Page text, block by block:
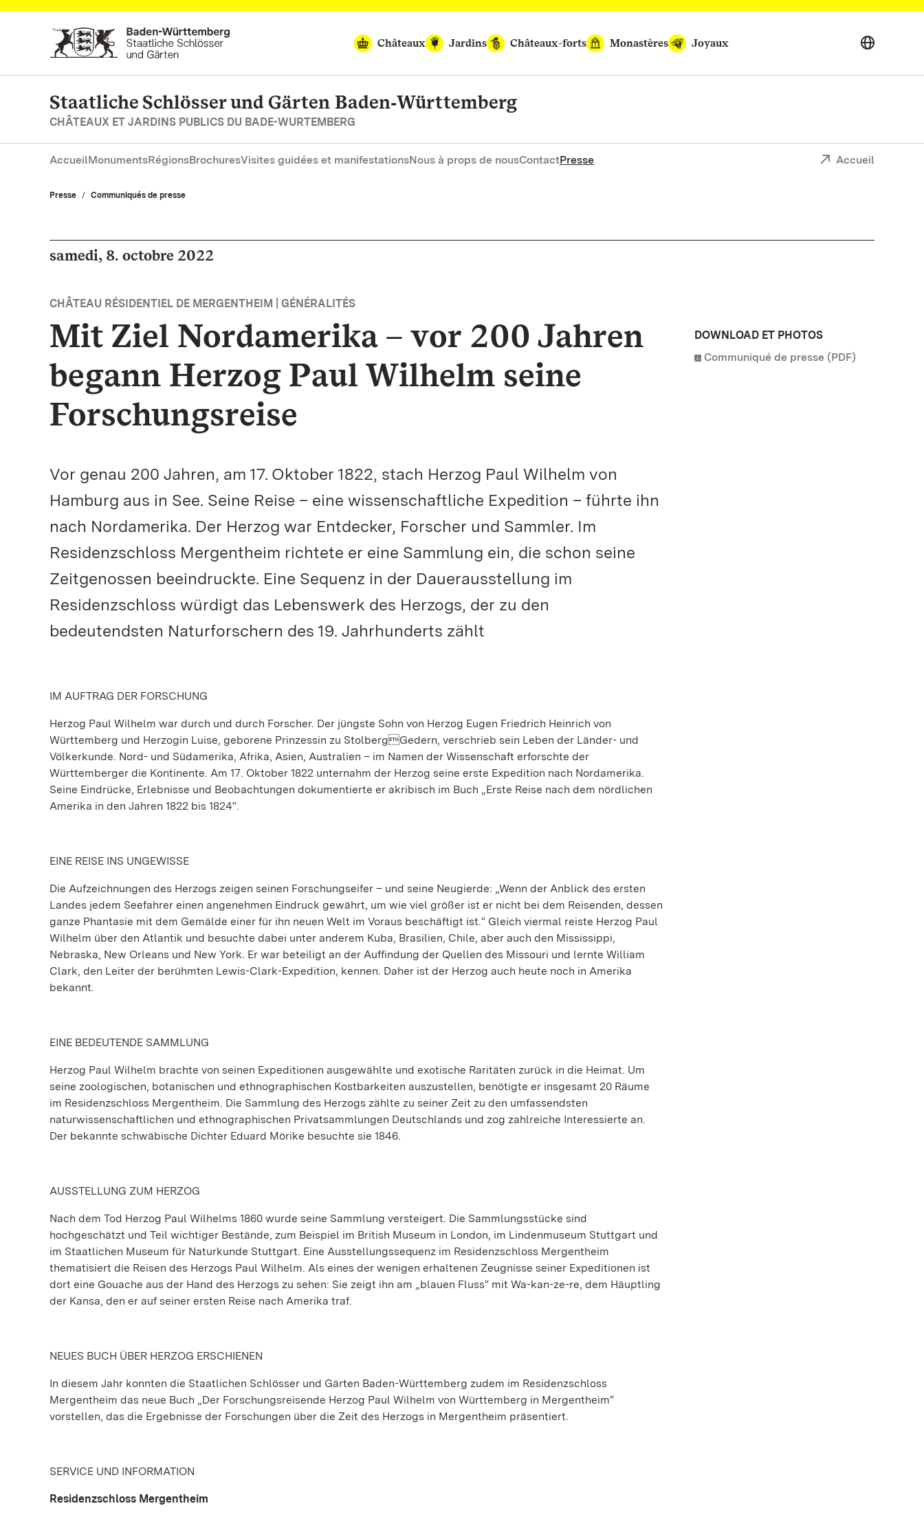
Vers la page d’accueil
Châteaux
Jardins Châteaux-forts Monastères Joyaux
Staatliche Schlösser und Gärten Baden‑Württemberg
CHÂTEAUX ET JARDINS PUBLICS DU BADE-WURTEMBERG
AccueilMonumentsRégionsBrochuresVisites guidées et manifestationsNous à props de nousContactPresse Accueil
Presse Communiqués de presse
samedi, 8. octobre 2022
CHÂTEAU RÉSIDENTIEL DE MERGENTHEIM | GÉNÉRALITÉS
Mit Ziel Nordamerika – vor 200 Jahren
begann Herzog Paul Wilhelm seine
Forschungsreise
Vor genau 200 Jahren, am 17. Oktober 1822, stach Herzog Paul Wilhelm von
Hamburg aus in See. Seine Reise – eine wissenschaftliche Expedition – führte ihn
nach Nordamerika. Der Herzog war Entdecker, Forscher und Sammler. Im
Residenzschloss Mergentheim richtete er eine Sammlung ein, die schon seine
Zeitgenossen beeindruckte. Eine Sequenz in der Dauerausstellung im
Residenzschloss würdigt das Lebenswerk des Herzogs, der zu den
bedeutendsten Naturforschern des 19. Jahrhunderts zählt
IM AUFTRAG DER FORSCHUNG
Herzog Paul Wilhelm war durch und durch Forscher. Der jüngste Sohn von Herzog Eugen Friedrich Heinrich von
Württemberg und Herzogin Luise, geborene Prinzessin zu StolbergGedern, verschrieb sein Leben der Länder- und
Völkerkunde. Nord- und Südamerika, Afrika, Asien, Australien – im Namen der Wissenschaft erforschte der
Württemberger die Kontinente. Am 17. Oktober 1822 unternahm der Herzog seine erste Expedition nach Nordamerika.
Seine Eindrücke, Erlebnisse und Beobachtungen dokumentierte er akribisch im Buch „Erste Reise nach dem nördlichen
Amerika in den Jahren 1822 bis 1824“.
EINE REISE INS UNGEWISSE
Die Aufzeichnungen des Herzogs zeigen seinen Forschungseifer – und seine Neugierde: „Wenn der Anblick des ersten
Landes jedem Seefahrer einen angenehmen Eindruck gewährt, um wie viel größer ist er nicht bei dem Reisenden, dessen
ganze Phantasie mit dem Gemälde einer für ihn neuen Welt im Voraus beschäftigt ist.“ Gleich viermal reiste Herzog Paul
Wilhelm über den Atlantik und besuchte dabei unter anderem Kuba, Brasilien, Chile, aber auch den Mississippi,
Nebraska, New Orleans und New York. Er war beteiligt an der Auffindung der Quellen des Missouri und lernte William
Clark, den Leiter der berühmten Lewis-Clark-Expedition, kennen. Daher ist der Herzog auch heute noch in Amerika
bekannt.
EINE BEDEUTENDE SAMMLUNG
Herzog Paul Wilhelm brachte von seinen Expeditionen ausgewählte und exotische Raritäten zurück in die Heimat. Um
seine zoologischen, botanischen und ethnographischen Kostbarkeiten auszustellen, benötigte er insgesamt 20 Räume
im Residenzschloss Mergentheim. Die Sammlung des Herzogs zählte zu seiner Zeit zu den umfassendsten
naturwissenschaftlichen und ethnographischen Privatsammlungen Deutschlands und zog zahlreiche Interessierte an.
Der bekannte schwäbische Dichter Eduard Mörike besuchte sie 1846.
AUSSTELLUNG ZUM HERZOG
Nach dem Tod Herzog Paul Wilhelms 1860 wurde seine Sammlung versteigert. Die Sammlungsstücke sind
hochgeschätzt und Teil wichtiger Bestände, zum Beispiel im British Museum in London, im Lindenmuseum Stuttgart und
im Staatlichen Museum für Naturkunde Stuttgart. Eine Ausstellungssequenz im Residenzschloss Mergentheim
thematisiert die Reisen des Herzogs Paul Wilhelm. Als eines der wenigen erhaltenen Zeugnisse seiner Expeditionen ist
dort eine Gouache aus der Hand des Herzogs zu sehen: Sie zeigt ihn am „blauen Fluss“ mit Wa-kan-ze-re, dem Häuptling
der Kansa, den er auf seiner ersten Reise nach Amerika traf.
NEUES BUCH ÜBER HERZOG ERSCHIENEN
In diesem Jahr konnten die Staatlichen Schlösser und Gärten Baden-Württemberg zudem im Residenzschloss
Mergentheim das neue Buch „Der Forschungsreisende Herzog Paul Wilhelm von Württemberg in Mergentheim“
vorstellen, das die Ergebnisse der Forschungen über die Zeit des Herzogs in Mergentheim präsentiert.
SERVICE UND INFORMATION
Residenzschloss Mergentheim
DOWNLOAD ET PHOTOS
Communiqué de presse (PDF)